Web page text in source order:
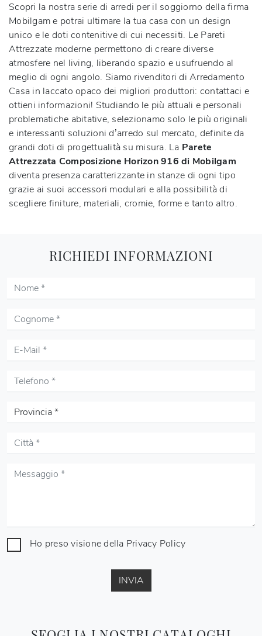
Scopri la nostra serie di arredi per il soggiorno della firma
Mobilgam e potrai ultimare la tua casa con un design
unico e le doti contenitive di cui necessiti. Le Pareti
Attrezzate moderne permettono di creare diverse
atmosfere nel living, liberando spazio e usufruendo al
meglio di ogni angolo. Siamo rivenditori di Arredamento
Casa in laccato opaco dei migliori produttori: contattaci e
ottieni informazioni! Studiando le più attuali e personali
problematiche abitative, selezionamo solo le più originali
e interessanti soluzioni d’arredo sul mercato, definite da
grandi doti di progettualità su misura. La Parete
Attrezzata Composizione Horizon 916 di Mobilgam
diventa presenza caratterizzante in stanze di ogni tipo
grazie ai suoi accessori modulari e alla possibilità di
scegliere finiture, materiali, cromie, forme e tanto altro.
RICHIEDI INFORMAZIONI
Ho preso visione della Privacy Policy
INVIA